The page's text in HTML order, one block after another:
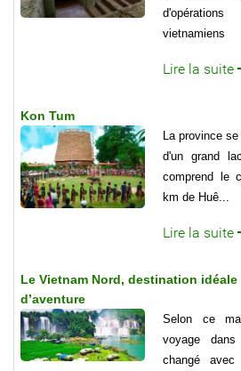
vietnamiens
Lire la suite
Kon Tum
La province
d'un grand
comprend le
km de Huê...
Lire la suite
Le Vietnam Nord, destination
d’aventure
Selon ce
voyage
changé